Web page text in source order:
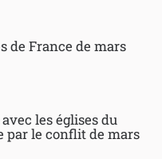
de France de mars
les églises du
par le conflit de mars